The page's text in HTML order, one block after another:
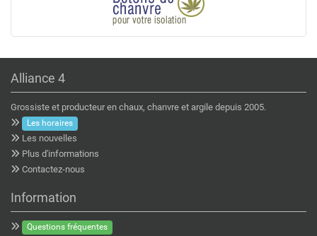
Alliance 4
Grossiste et producteur en chaux, chanvre et argile depuis 2005.
Les horaires
Les nouvelles
Plus d'informations
Contactez-nous
Information
Questions fréquentes